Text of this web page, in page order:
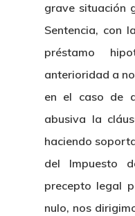
grave situación
Sentencia, con
préstamo
anterioridad a
en el caso de
abusiva la
haciendo
del Impuesto
precepto legal
nulo, nos